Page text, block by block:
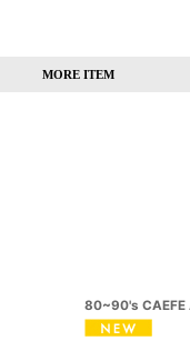
MORE ITEM
80~90's CAEFE